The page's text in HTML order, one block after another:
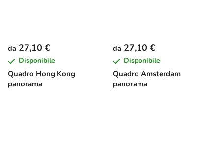
Quadro Hong Kong
panorama
da 27,10 €
Disponibile
Quadro Amsterdam
panorama
da 27,10 €
Disponibile